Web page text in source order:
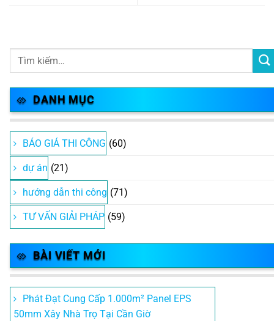
DANH MỤC
BÁO GIÁ THI CÔNG (60)
dự án (21)
hướng dẫn thi công (71)
TƯ VẤN GIẢI PHÁP (59)
BÀI VIẾT MỚI
Phát Đạt Cung Cấp 1.000m² Panel EPS
50mm Xây Nhà Trọ Tại Cần Giờ